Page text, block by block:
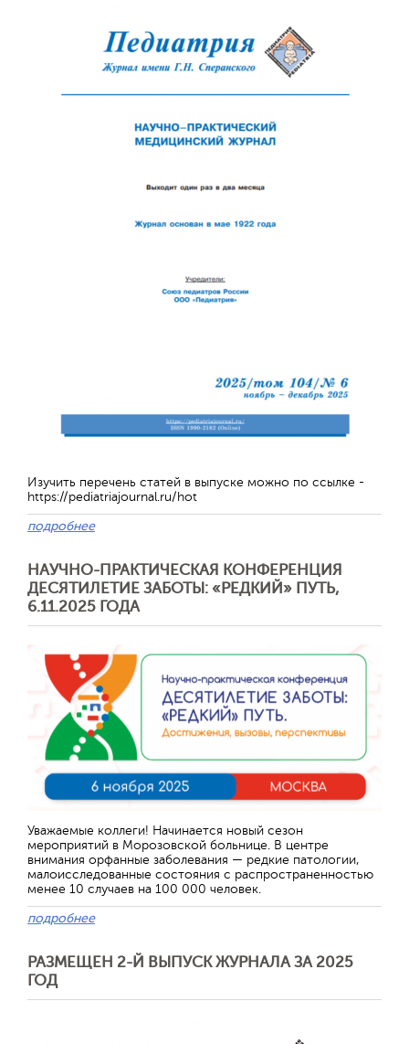
Изучить перечень статей в выпуске можно по ссылке -
https://pediatriajournal.ru/hot
подробнее
НАУЧНО-ПРАКТИЧЕСКАЯ КОНФЕРЕНЦИЯ
ДЕСЯТИЛЕТИЕ ЗАБОТЫ: «РЕДКИЙ» ПУТЬ,
6.11.2025 ГОДА
Уважаемые коллеги! Начинается новый сезон
мероприятий в Морозовской больнице. В центре
внимания орфанные заболевания — редкие патологии,
малоисследованные состояния с распространенностью
менее 10 случаев на 100 000 человек.
подробнее
РАЗМЕЩЕН 2-Й ВЫПУСК ЖУРНАЛА ЗА 2025
ГОД